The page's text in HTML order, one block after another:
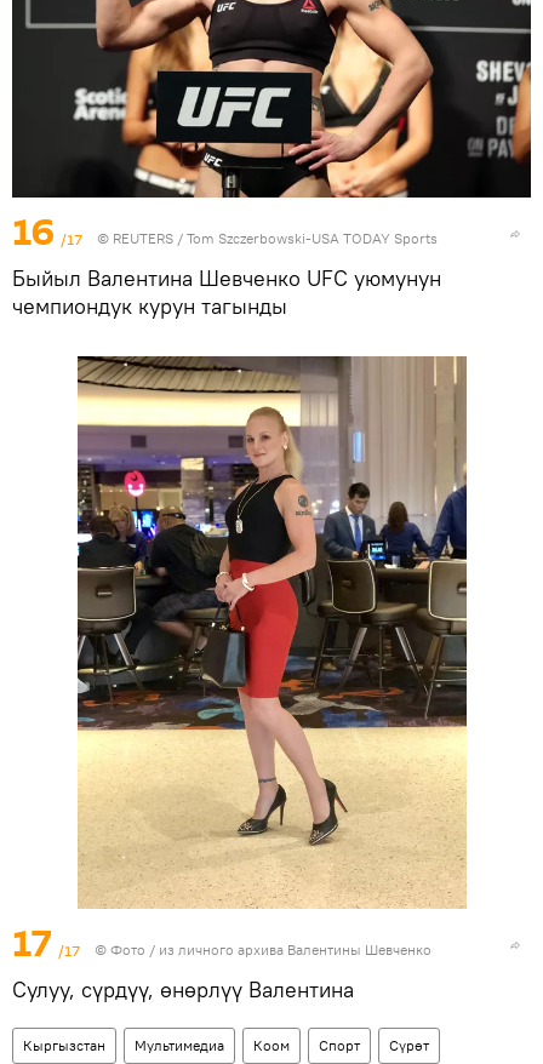
16 /17 © REUTERS / Tom Szczerbowski-USA TODAY Sports
Быйыл Валентина Шевченко UFC уюмунун
чемпиондук курун тагынды
17 /17 © Фото / из личного архива Валентины Шевченко
Сулуу, сүрдүү, өнөрлүү Валентина
Кыргызстан Мультимедиа Коом Спорт Сүрөт